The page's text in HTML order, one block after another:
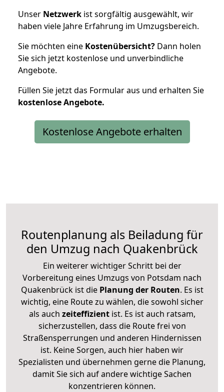
Unser Netzwerk ist sorgfältig ausgewählt, wir
haben viele Jahre Erfahrung im Umzugsbereich.
Sie möchten eine Kostenübersicht? Dann holen
Sie sich jetzt kostenlose und unverbindliche
Angebote.
Füllen Sie jetzt das Formular aus und erhalten Sie
kostenloseAngebote.
Kostenlose Angebote erhalten
Routenplanung als Beiladung für
den Umzug nach Quakenbrück
Ein weiterer wichtiger Schritt bei der
Vorbereitung eines Umzugs von Potsdam nach
Quakenbrück ist diePlanung der Routen. Es ist
wichtig, eine Route zu wählen, die sowohl sicher
als auch zeiteffizientist. Es ist auch ratsam,
sicherzustellen, dass die Route frei von
Straßensperrungen und anderen Hindernissen
ist. Keine Sorgen, auch hier haben wir
Spezialisten und übernehmen gerne die Planung,
damit Sie sich auf andere wichtige Sachen
konzentrieren können.